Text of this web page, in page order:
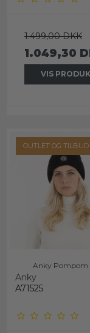
1.499,00 DKK
1.049,30
VIS
OUTLET OG TILBUD
Anky Pompom
Anky
A71525